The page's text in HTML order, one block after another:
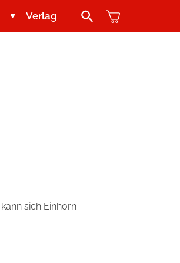
Verlag
Search Button
sich Einhorn